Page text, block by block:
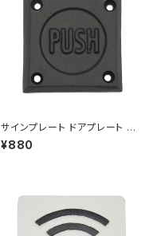
サインプレート ドアプレート 案
内 扉 押す PUSH アルミニウム
ブラック
¥880